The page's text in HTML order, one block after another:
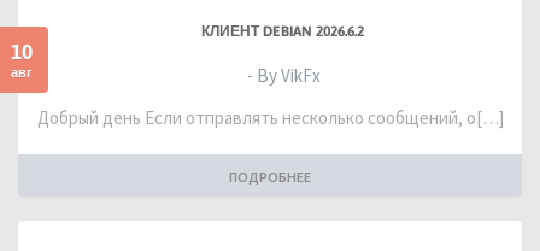
10
авг
КЛИЕНТ DEBIAN 2026.6.2
- By VikFx
Добрый день Если отправлять несколько сообщений, о[…]
ПОДРОБНЕЕ